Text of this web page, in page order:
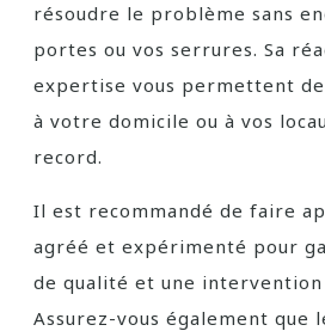
résoudre le problème sans
portes ou vos serrures. Sa
expertise vous permettent de
à votre domicile ou à vos
record.
Il est recommandé de faire
agréé et expérimenté pour
de qualité et une intervention
Assurez-vous également que